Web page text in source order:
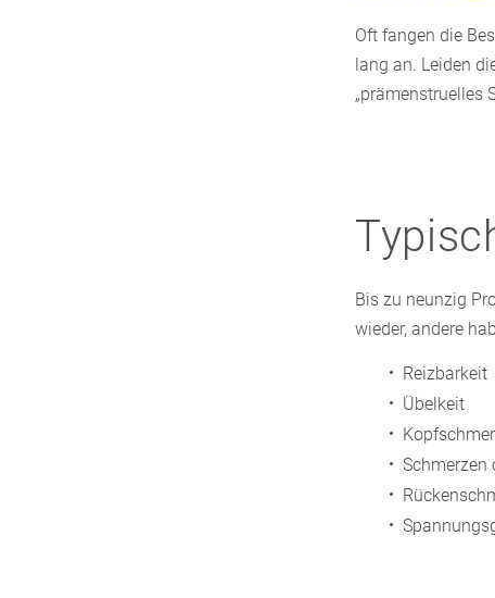
Oft fangen die
lang an. Leiden
„prämenstruelles
Bis zu neunzig
wieder, andere
Reizbarkeit
Übelkeit
Schmerzen